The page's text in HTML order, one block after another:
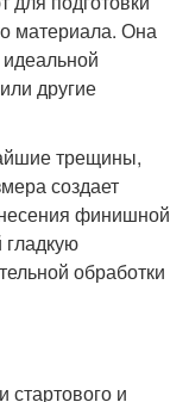
материала. Она
другие
трещины,
создает
финишной
гладкую
обработки
и